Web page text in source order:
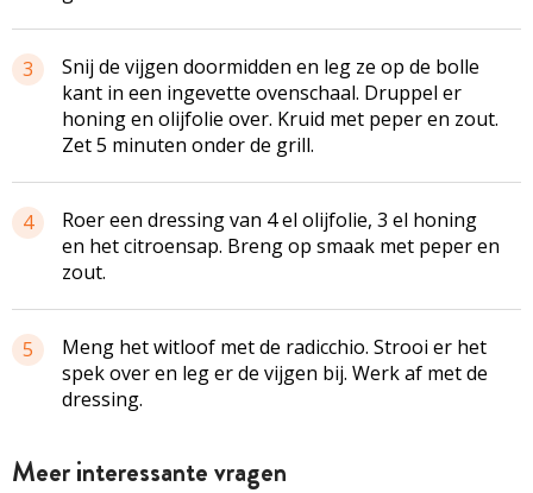
3
Snij de vijgen doormidden en leg ze op de bolle
kant in een ingevette ovenschaal. Druppel er
honing en olijfolie over. Kruid met peper en zout.
Zet 5 minuten onder de grill.
4
Roer een dressing van 4 el olijfolie, 3 el honing
en het citroensap. Breng op smaak met peper en
zout.
5
Meng het witloof met de radicchio. Strooi er het
spek over en leg er de vijgen bij. Werk af met de
dressing.
Meer interessante vragen